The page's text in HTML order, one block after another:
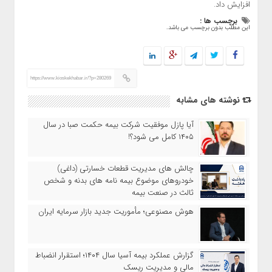
افزایش داد.
برچسب ها :
این مطلب بدون برچسب می باشد.
https://www.kioskekhabar.ir/?p=280269
نوشته های مشابه
آیا پازل موفقیت شرکت بیمه حکمت صبا در سال
۱۴۰۵ کامل می شود؟!
چالش های مدیریت قطعات خسارتی (داغی)
خودروهای موضوع بیمه نامه های بدنه و شخص
ثالث در صنعت بیمه
هوش مصنوعی؛ مأموریت جدید بازار سرمایه ایران
گزارش عملکرد بیمه آسیا سال ۱۴۰۴؛ استقرار انضباط
مالی و مدیریت ریسک